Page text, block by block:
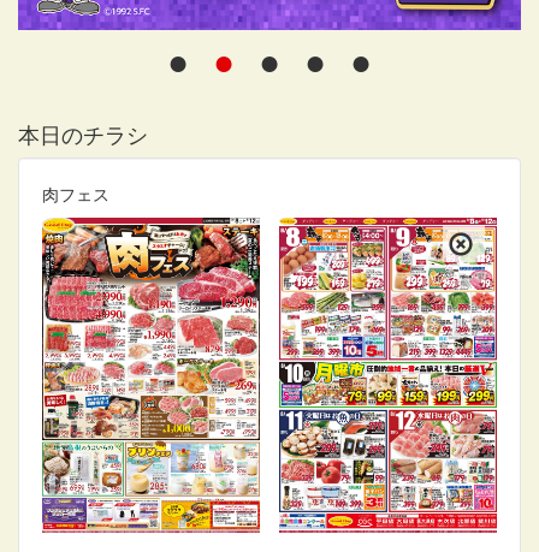
● ● ● ● ●
本日のチラシ
肉フェス